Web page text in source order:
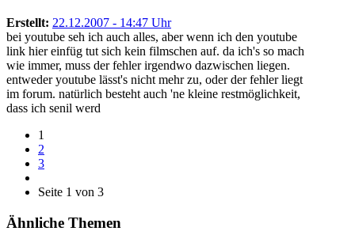
Erstellt: 22.12.2007 - 14:47 Uhr
bei youtube seh ich auch alles, aber wenn ich den youtube
link hier einfüg tut sich kein filmschen auf. da ich's so mach
wie immer, muss der fehler irgendwo dazwischen liegen.
entweder youtube lässt's nicht mehr zu, oder der fehler liegt
im forum. natürlich besteht auch 'ne kleine restmöglichkeit,
dass ich senil werd
1
2
3
Seite 1 von 3
Ähnliche Themen